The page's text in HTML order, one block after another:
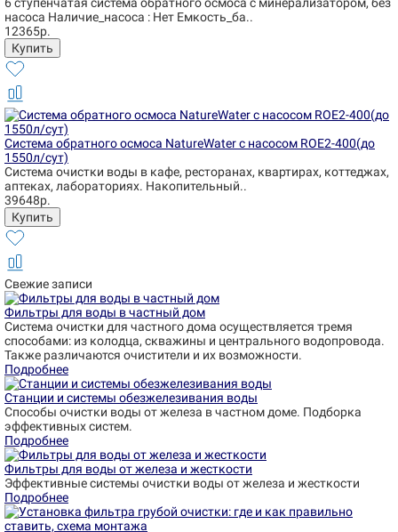
насоса Наличие_насоса : Нет Емкость_ба..
12365р.
Система обратного осмоса NatureWater с насосом ROE2-400(до
1550л/сут)
Система очистки воды в кафе, ресторанах, квартирах, коттеджах,
аптеках, лабораториях. Накопительный..
39648р.
Свежие записи
Фильтры для воды в частный дом
Система очистки для частного дома осуществляется тремя
способами: из колодца, скважины и центрального водопровода.
Также различаются очистители и их возможности.
Подробнее
Станции и системы обезжелезивания воды
Способы очистки воды от железа в частном доме. Подборка
эффективных систем.
Подробнее
Фильтры для воды от железа и жесткости
Эффективные системы очистки воды от железа и жесткости
Подробнее